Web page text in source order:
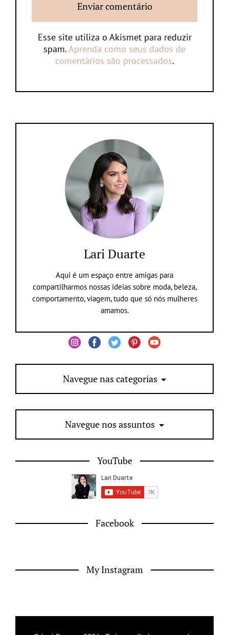
Esse site utiliza o Akismet para reduzir
spam.Aprenda como seus dados de
comentários são processados.
Lari Duarte
Aqui é um espaço entre amigas para
compartilharmos nossas ideias sobre moda, beleza,
comportamento, viagem, tudo que só nós mulheres
amamos.
Navegue nas categorias
Navegue nos assuntos
YouTube
Facebook
My Instagram